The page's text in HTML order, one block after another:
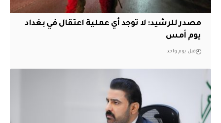
مصدر للرشيد: لا توجد أي عملية اعتقال في بغداد
يوم أمس
قبل يوم واحد